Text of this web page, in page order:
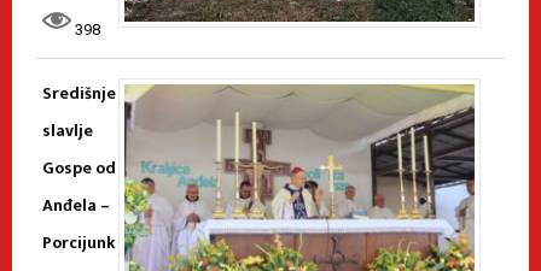
398
Središnje
slavlje
Gospe od
Anđela –
Porcijunk